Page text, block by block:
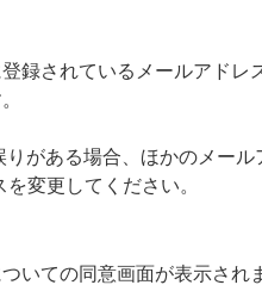
録されているメールアド
がある場合、ほかのメー
変更してください。
いての同意画面が表示さ